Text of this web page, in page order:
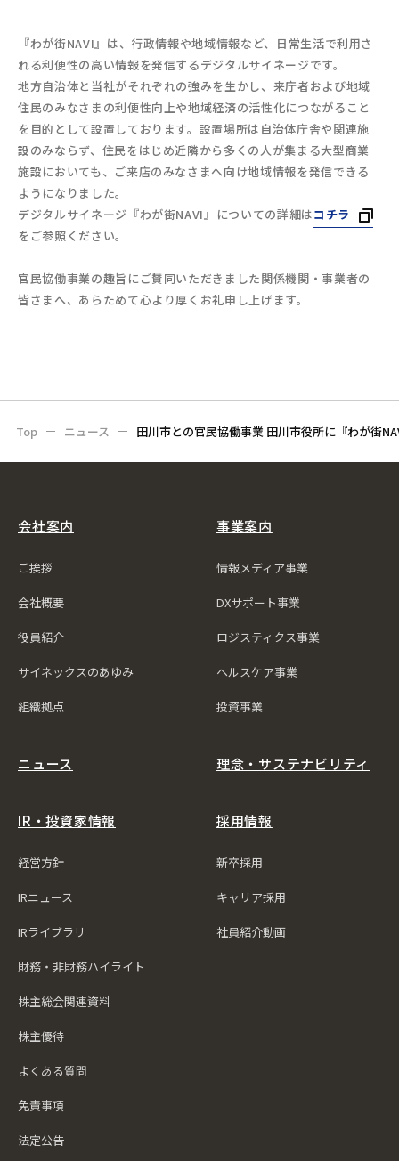
『わが街NAVI』は、行政情報や地域情報など、日常生活で利用さ
れる利便性の高い情報を発信するデジタルサイネージです。
地方自治体と当社がそれぞれの強みを生かし、来庁者および地域
住民のみなさまの利便性向上や地域経済の活性化につながること
を目的として設置しております。設置場所は自治体庁舎や関連施
設のみならず、住民をはじめ近隣から多くの人が集まる大型商業
施設においても、ご来店のみなさまへ向け地域情報を発信できる
ようになりました。
デジタルサイネージ『わが街NAVI』についての詳細はコチラ
をご参照ください。
官民協働事業の趣旨にご賛同いただきました関係機関・事業者の
皆さまへ、あらためて心より厚くお礼申し上げます。
Top ニュース 田川市との官民協働事業 田川市役所に『わが街
会社案内
ご挨拶
会社概要
役員紹介
サイネックスのあゆみ
組織拠点
事業案内
情報メディア事業
DXサポート事業
ロジスティクス事業
ヘルスケア事業
投資事業
ニュース
IR・投資家情報
経営方針
IRニュース
IRライブラリ
財務・非財務ハイライト
株主総会関連資料
株主優待
よくある質問
免責事項
法定公告
理念・サステナビリティ
採用情報
新卒採用
キャリア採用
社員紹介動画